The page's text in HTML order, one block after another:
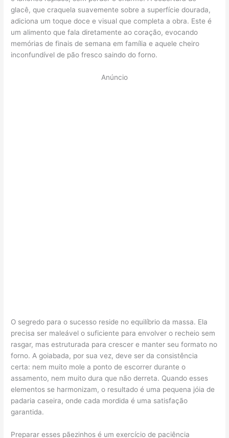
glacê, que craquela suavemente sobre a superfície dourada,
adiciona um toque doce e visual que completa a obra. Este é
um alimento que fala diretamente ao coração, evocando
memórias de finais de semana em família e aquele cheiro
inconfundível de pão fresco saindo do forno.
Anúncio
O segredo para o sucesso reside no equilíbrio da massa. Ela
precisa ser maleável o suficiente para envolver o recheio sem
rasgar, mas estruturada para crescer e manter seu formato no
forno. A goiabada, por sua vez, deve ser da consistência
certa: nem muito mole a ponto de escorrer durante o
assamento, nem muito dura que não derreta. Quando esses
elementos se harmonizam, o resultado é uma pequena jóia de
padaria caseira, onde cada mordida é uma satisfação
garantida.
Preparar esses pãezinhos é um exercício de paciência